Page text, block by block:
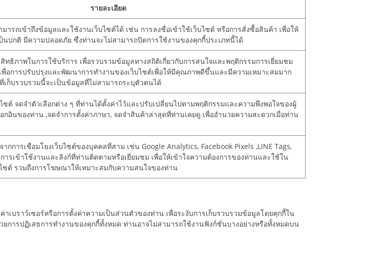
รายละเอียด
ารถเข้าถึงข้อมูลและใช้งานเว็บไซต์ได้ เช่น การลงชื่อเข้าใช้เว็บไซต์ หรือการสั่งซื้อสินค้า เพื่อให้
นปกติ มีความปลอดภัย ซึ่งท่านจะไม่สามารถปิดการใช้งานของคุกกี้ประเภทนี้ได้
ทธิภาพในการใช้บริการ เพื่อรวบรวมข้อมูลทางสถิติเกี่ยวกับการสนใจและพฤติกรรมการเยี่ยมชม
พื่อการปรับปรุงและพัฒนาการทำงานของเว็บไซต์เพื่อให้มีคุณภาพดีขึ้นและมีความเหมาะสมมาก
ก็บรวบรวมนี้จะเป็นข้อมูลที่ไม่สามารถระบุตัวตนได้
ซต์ จดจำตัวเลือกต่าง ๆ ที่ท่านได้ตั้งค่าไว้และปรับเปลี่ยนไปตามพฤติกรรมและความพึงพอใจของผู้
กอินของท่าน ,จดจำการตั้งค่าภาษา, จดจำสินค้าล่าสุดที่ท่านเคยดู เพื่ออำนวยความสะดวกเมื่อท่าน
กการเชื่อมโยงเว็บไซต์ของบุคคลที่สาม เช่น Google Analytics, Facebook Pixels ,LINE Tags,
ารเข้าใช้งานและลิงก์ที่ท่านติดตามหรือเยี่ยมชม เพื่อให้เข้าใจความต้องการของท่านและใช้ใน
ต์ รวมถึงการโฆษณาให้เหมาะสมกับความสนใจของท่าน
บราว์เซอร์หรือการตั้งค่าความเป็นส่วนตัวของท่าน เพื่อระงับการเก็บรวบรวมข้อมูลโดยคุกกี้ใน
การปฏิเสธการทำงานของคุกกี้ทั้งหมด ท่านอาจไม่สามารถใช้งานฟังก์ชั่นบางอย่างหรือทั้งหมดบน